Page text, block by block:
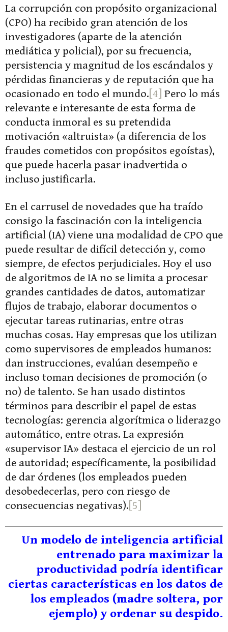
La corrupción con propósito organizacional
(CPO) ha recibido gran atención de los
investigadores (aparte de la atención
mediática y policial), por su frecuencia,
persistencia y magnitud de los escándalos y
pérdidas financieras y de reputación que ha
ocasionado en todo el mundo. [4] Pero lo más
relevante e interesante de esta forma de
conducta inmoral es su pretendida
motivación «altruista» (a diferencia de los
fraudes cometidos con propósitos egoístas),
que puede hacerla pasar inadvertida o
incluso justificarla.
En el carrusel de novedades que ha traído
consigo la fascinación con la inteligencia
artificial (IA) viene una modalidad de CPO que
puede resultar de difícil detección y, como
siempre, de efectos perjudiciales. Hoy el uso
de algoritmos de IA no se limita a procesar
grandes cantidades de datos, automatizar
flujos de trabajo, elaborar documentos o
ejecutar tareas rutinarias, entre otras
muchas cosas. Hay empresas que los utilizan
como supervisores de empleados humanos:
dan instrucciones, evalúan desempeño e
incluso toman decisiones de promoción (o
no) de talento. Se han usado distintos
términos para describir el papel de estas
tecnologías: gerencia algorítmica o liderazgo
automático, entre otras. La expresión
«supervisor IA» destaca el ejercicio de un rol
de autoridad; específicamente, la posibilidad
de dar órdenes (los empleados pueden
desobedecerlas, pero con riesgo de
consecuencias negativas). [5]
Un modelo de inteligencia artificial
entrenado para maximizar la
productividad podría identificar
ciertas características en los datos de
los empleados (madre soltera, por
ejemplo) y ordenar su despido.